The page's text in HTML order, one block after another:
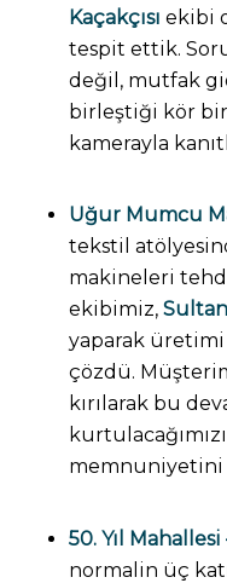
Kaçakçısı ekibi
tespit ettik.
değil, mutfak
birleştiği kör
kamerayla
Uğur Mumcu
tekstil
makineleri
ekibimiz,
yaparak
çözdü.
kırılarak bu
50. Yıl
normalin üç